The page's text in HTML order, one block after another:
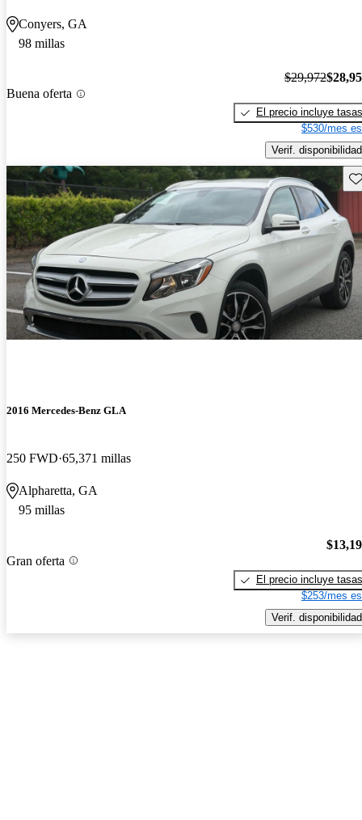
Conyers, GA
98 millas
Buena oferta
$29,972
El precio incluye tasas
$530/mes
Verif. disponibilidad
2016 Mercedes-Benz GLA
250 FWD 65,371 millas
Alpharetta, GA
95 millas
Gran oferta
El precio incluye tasas
$253/mes
Verif. disponibilidad